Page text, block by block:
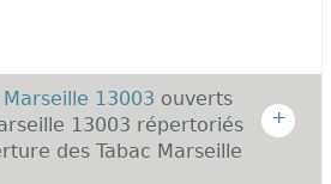
13003 ouverts
13003 répertoriés
des Tabac Marseille
+